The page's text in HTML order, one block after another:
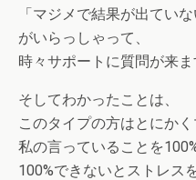
「マジメで結果が出ていな
がいらっしゃって、
時々サポートに質問が来ま
そしてわかったことは、
このタイプの方はとにか
私の言っていることを
100%できないとストレス